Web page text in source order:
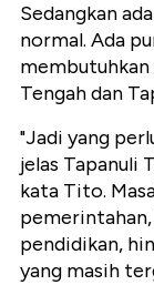
Sedangkan
normal. Ada
membutuhkan
Tengah dan
"Jadi yang
jelas Tapanuli
kata Tito.
pemerintahan,
pendidikan,
yang masih